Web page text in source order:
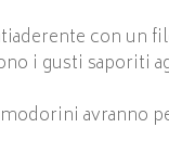
con un
i gusti saporiti
avranno